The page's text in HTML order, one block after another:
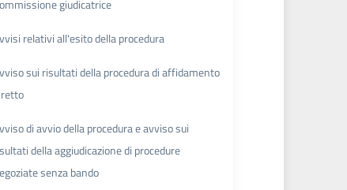
giudicatrice
relativi all'esito della procedura
sui risultati della procedura di affidamento
di avvio della procedura e avviso sui
della aggiudicazione di procedure
senza bando